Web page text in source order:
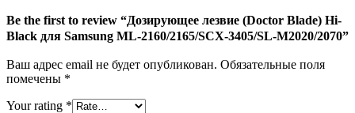
2160/2165/SCX-
3405/SL-
M2020/2070
Be the first to review “Дозирующее лезвие (Doctor Blade) Hi-
Black для Samsung ML-2160/2165/SCX-3405/SL-M2020/2070”
Ваш адрес email не будет опубликован. Обязательные поля
помечены *
Your rating *